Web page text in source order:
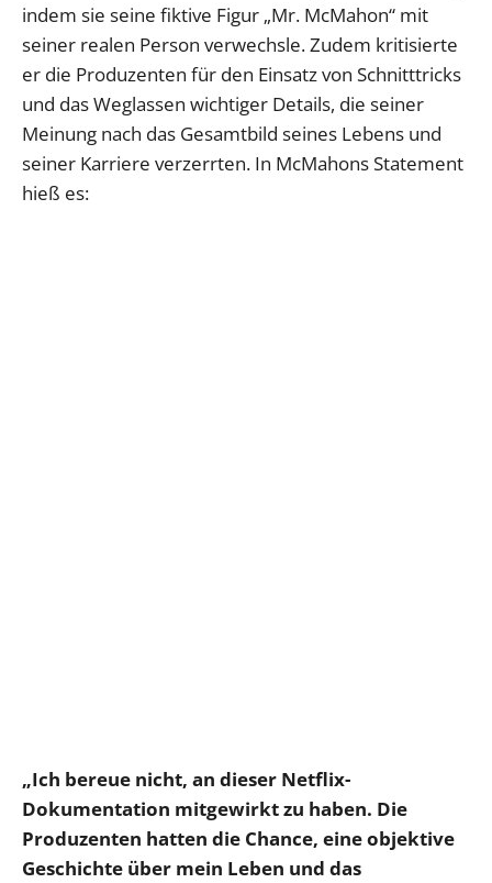
indem sie seine fiktive Figur „Mr. McMahon“ mit
seiner realen Person verwechsle. Zudem kritisierte
er die Produzenten für den Einsatz von Schnitttricks
und das Weglassen wichtiger Details, die seiner
Meinung nach das Gesamtbild seines Lebens und
seiner Karriere verzerrten. In McMahons Statement
hieß es:
„Ich bereue nicht, an dieser Netflix-
Dokumentation mitgewirkt zu haben. Die
Produzenten hatten die Chance, eine objektive
Geschichte über mein Leben und das